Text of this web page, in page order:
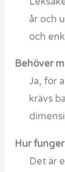
år och
och
Behöver
Ja, för
krävs
Hur
Det är